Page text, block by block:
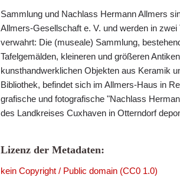
Sammlung und Nachlass Hermann Allmers
Allmers-Gesellschaft e. V. und werden in zwei
verwahrt: Die (museale) Sammlung,
Tafelgemälden, kleineren und größeren
kunsthandwerklichen Objekten aus Keramik
Bibliothek, befindet sich im Allmers-Haus in
grafische und fotografische "Nachlass
des Landkreises Cuxhaven in Otterndorf
Lizenz der Metadaten:
kein Copyright / Public domain (CC0 1.0)